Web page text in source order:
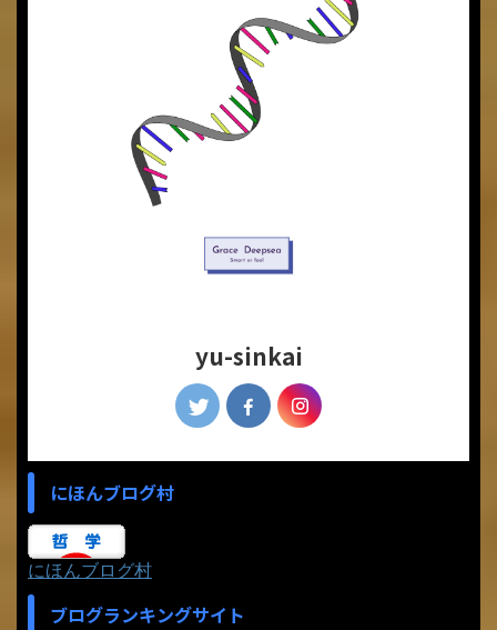
yu-sinkai
にほんブログ村
にほんブログ村
ブログランキングサイト